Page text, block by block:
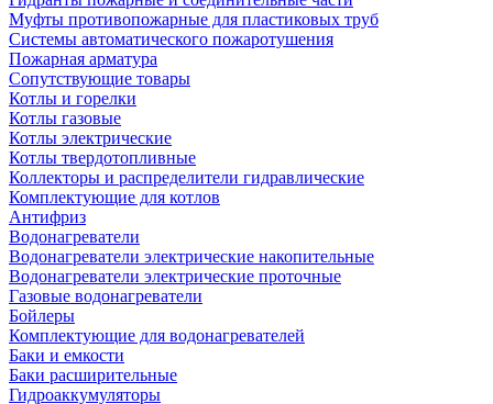
Муфты противопожарные для пластиковых труб
Системы автоматического пожаротушения
Пожарная арматура
Сопутствующие товары
Котлы и горелки
Котлы газовые
Котлы электрические
Котлы твердотопливные
Коллекторы и распределители гидравлические
Комплектующие для котлов
Антифриз
Водонагреватели
Водонагреватели электрические накопительные
Водонагреватели электрические проточные
Газовые водонагреватели
Бойлеры
Комплектующие для водонагревателей
Баки и емкости
Баки расширительные
Гидроаккумуляторы